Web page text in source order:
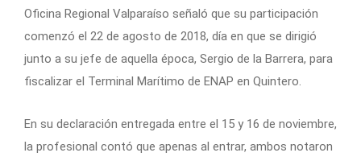
Oficina Regional Valparaíso señaló que su participación
comenzó el 22 de agosto de 2018, día en que se dirigió
junto a su jefe de aquella época, Sergio de la Barrera, para
fiscalizar el Terminal Marítimo de ENAP en Quintero.
En su declaración entregada entre el 15 y 16 de noviembre,
la profesional contó que apenas al entrar, ambos notaron